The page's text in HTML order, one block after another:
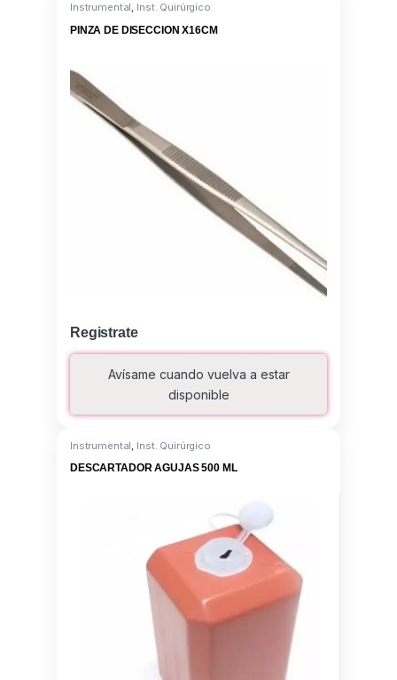
Instrumental, Inst. Quirúrgico
PINZA DE DISECCION X16CM
Registrate
Avísame cuando vuelva a estar
disponible
Instrumental Inst. Quirúrgico
DESCARTADOR AGUJAS 500 ML